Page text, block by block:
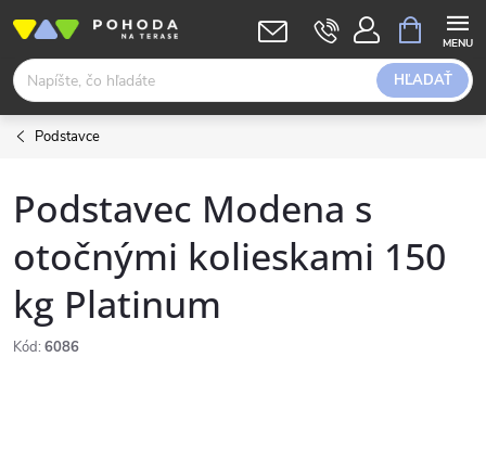
obsah
HĽADAŤ
KOŠÍK
Podstavce
Podstavec Modena s
otočnými kolieskami 150
kg Platinum
Kód: 6086